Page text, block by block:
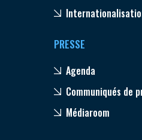
PRESSE
Agenda
Communiqués de
Médiaroom